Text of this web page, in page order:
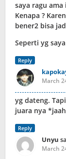
saya ragu ama
Kenapa ?
bener2 bisa
Seperti yg
Reply
March
yg dateng.
juara nya
Reply
Unyu
March